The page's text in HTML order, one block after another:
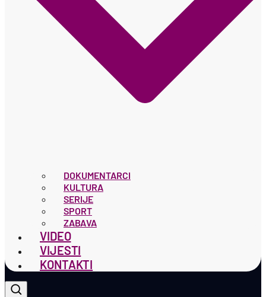
DOKUMENTARCI
KULTURA
SERIJE
SPORT
ZABAVA
VIDEO
VIJESTI
KONTAKTI